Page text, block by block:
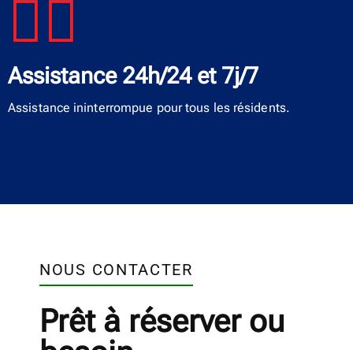
Assistance 24h/24 et 7j/7
Assistance ininterrompue pour tous les résidents.
NOUS CONTACTER
Prêt à réserver ou